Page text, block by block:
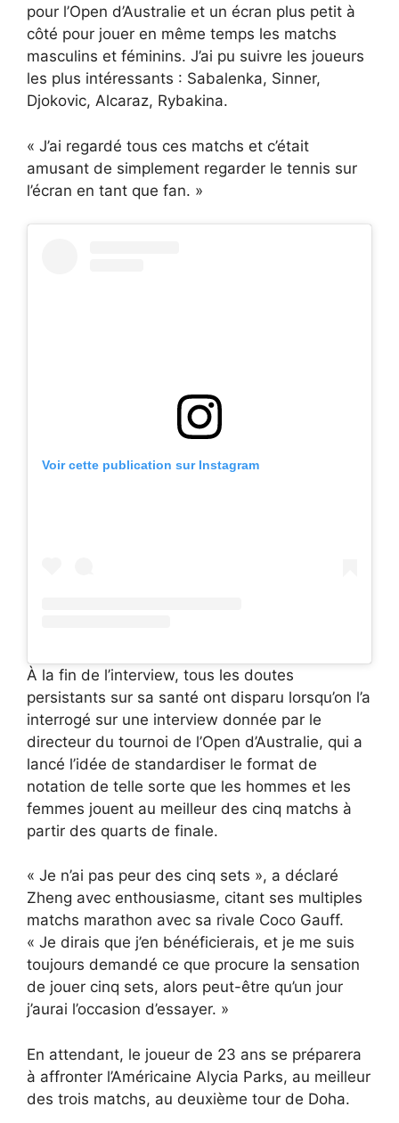
pour l’Open d’Australie et un écran plus petit à
côté pour jouer en même temps les matchs
masculins et féminins. J’ai pu suivre les joueurs
les plus intéressants : Sabalenka, Sinner,
Djokovic, Alcaraz, Rybakina.
« J’ai regardé tous ces matchs et c’était
amusant de simplement regarder le tennis sur
l’écran en tant que fan. »
Voir cette publication sur Instagram
À la fin de l’interview, tous les doutes
persistants sur sa santé ont disparu lorsqu’on l’a
interrogé sur une interview donnée par le
directeur du tournoi de l’Open d’Australie, qui a
lancé l’idée de standardiser le format de
notation de telle sorte que les hommes et les
femmes jouent au meilleur des cinq matchs à
partir des quarts de finale.
« Je n’ai pas peur des cinq sets », a déclaré
Zheng avec enthousiasme, citant ses multiples
matchs marathon avec sa rivale Coco Gauff.
« Je dirais que j’en bénéficierais, et je me suis
toujours demandé ce que procure la sensation
de jouer cinq sets, alors peut-être qu’un jour
j’aurai l’occasion d’essayer. »
En attendant, le joueur de 23 ans se préparera
à affronter l’Américaine Alycia Parks, au meilleur
des trois matchs, au deuxième tour de Doha.